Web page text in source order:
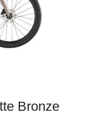
Bronze